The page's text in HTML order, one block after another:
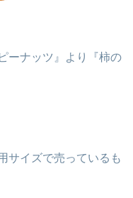
ーナッツ』より『柿の
サイズで売っているも